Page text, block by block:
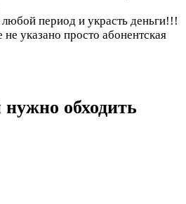
период и украсть деньги!!!
указано просто абонентская
обходить